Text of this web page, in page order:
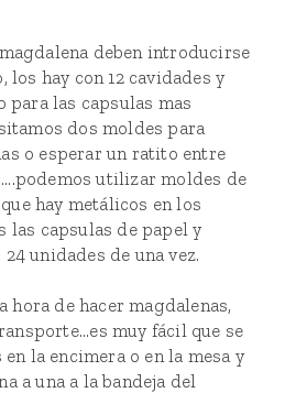
deben introducirse
hay con 12 cavidades y
para las capsulas mas
dos moldes para
o esperar un ratito entre
utilizar moldes de
hay metálicos en los
las capsulas de papel y
unidades de una vez.
de hacer magdalenas,
muy fácil que se
la encimera o en la mesa y
a una a la bandeja del